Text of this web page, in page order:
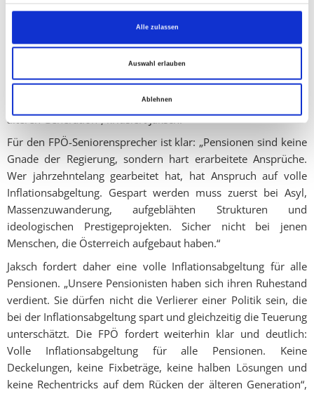
Alle zulassen
Auswahl erlauben
Ablehnen
ohnehin schon unter der Teuerung leiden“, so Jaksch.
das Service Entgelt für die E-Card dazu. „Das ist das nächste
fatale Signal. Erst bleibt die Pensionsanpassung unter der
Teuerung, dann wird bei der E-Card weiter kassiert. Diese
Politik ist respektlos gegenüber der Lebensleistung unserer
älteren Generation“, kritisiert Jaksch.
Für den FPÖ-Seniorensprecher ist klar: „Pensionen sind keine
Gnade der Regierung, sondern hart erarbeitete Ansprüche.
Wer jahrzehntelang gearbeitet hat, hat Anspruch auf volle
Inflationsabgeltung. Gespart werden muss zuerst bei Asyl,
Massenzuwanderung, aufgeblähten Strukturen und
ideologischen Prestigeprojekten. Sicher nicht bei jenen
Menschen, die Österreich aufgebaut haben.“
Jaksch fordert daher eine volle Inflationsabgeltung für alle
Pensionen. „Unsere Pensionisten haben sich ihren Ruhestand
verdient. Sie dürfen nicht die Verlierer einer Politik sein, die
bei der Inflationsabgeltung spart und gleichzeitig die Teuerung
unterschätzt. Die FPÖ fordert weiterhin klar und deutlich:
Volle Inflationsabgeltung für alle Pensionen. Keine
Deckelungen, keine Fixbeträge, keine halben Lösungen und
keine Rechentricks auf dem Rücken der älteren Generation“,